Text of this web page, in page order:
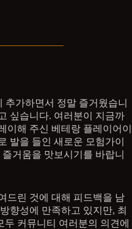
가하면서 정말 즐거웠습니
싶습니다. 여러분이 지금까
이해 주신 베테랑 플레이어이
발을 들인 새로운 모험가이
거움을 맛보시기를 바랍니
드린 것에 대해 피드백을 남
향성에 만족하고 있지만, 최
커뮤니티 여러분의 의견에